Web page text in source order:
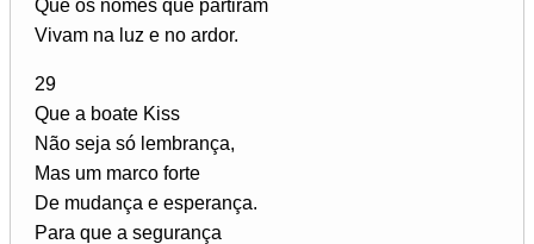
Que os nomes que partiram
Vivam na luz e no ardor.
29
Que a boate Kiss
Não seja só lembrança,
Mas um marco forte
De mudança e esperança.
Para que a segurança